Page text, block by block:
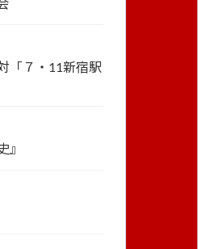
「７・11新宿駅
』